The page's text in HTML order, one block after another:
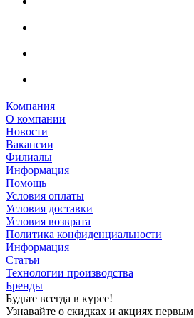
Компания
О компании
Новости
Вакансии
Филиалы
Информация
Помощь
Условия оплаты
Условия доставки
Условия возврата
Политика конфиденциальности
Информация
Статьи
Технологии производства
Бренды
Будьте всегда в курсе!
Узнавайте о скидках и акциях первым